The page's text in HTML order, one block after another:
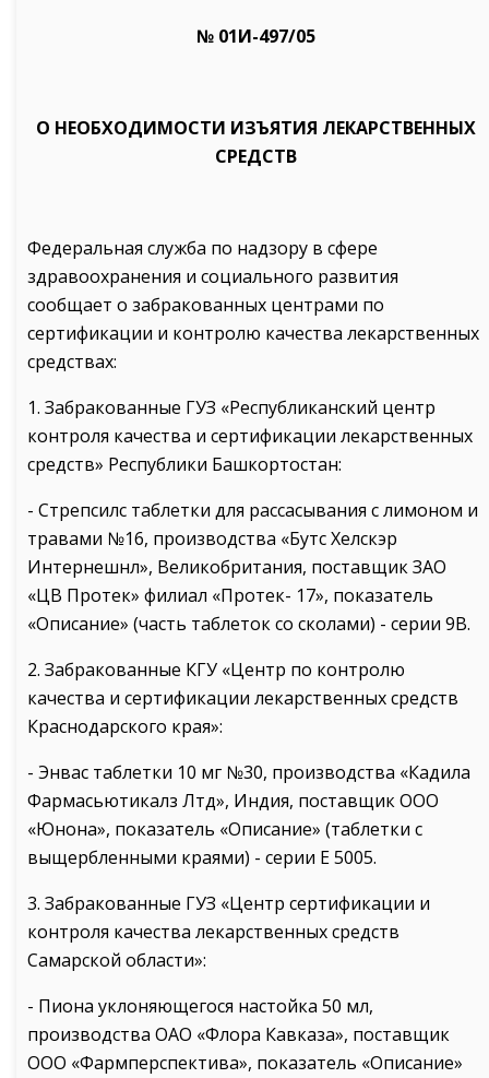
№ 01И-497/05
О НЕОБХОДИМОСТИ ИЗЪЯТИЯ ЛЕКАРСТВЕННЫХ
СРЕДСТВ
Федеральная служба по надзору в сфере
здравоохранения и социального развития
сообщает о забракованных центрами по
сертификации и контролю качества лекарственных
средствах:
1. Забракованные ГУЗ «Республиканский центр
контроля качества и сертификации лекарственных
средств» Республики Башкортостан:
- Стрепсилс таблетки для рассасывания с лимоном и
травами №16, производства «Бутс Хелскэр
Интернешнл», Великобритания, поставщик ЗАО
«ЦВ Протек» филиал «Протек- 17», показатель
«Описание» (часть таблеток со сколами) - серии 9В.
2. Забракованные КГУ «Центр по контролю
качества и сертификации лекарственных средств
Краснодарского края»:
- Энвас таблетки 10 мг №30, производства «Кадила
Фармасьютикалз Лтд», Индия, поставщик ООО
«Юнона», показатель «Описание» (таблетки с
выщербленными краями) - серии Е 5005.
3. Забракованные ГУЗ «Центр сертификации и
контроля качества лекарственных средств
Самарской области»:
- Пиона уклоняющегося настойка 50 мл,
производства ОАО «Флора Кавказа», поставщик
ООО «Фармперспектива», показатель «Описание»